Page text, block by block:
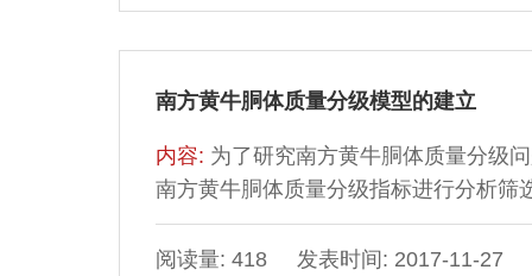
南方黄牛胴体质量分级模型的建立
内容: 为了研究南方黄牛胴体质量分级
南方黄牛胴体质量分级指标进行分析筛
积等指标进行聚类分析，确定以大理石
明：根据大理石花纹得出分级标准为
阅读量: 418 发表时间: 2017-11-27